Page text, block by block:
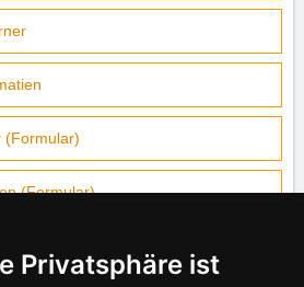
Privatsphäre ist
(Formular)
(Formular)
(Formular)